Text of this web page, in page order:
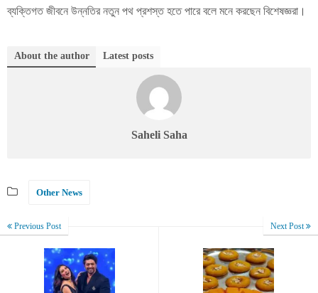
ব্যক্তিগত জীবনে উন্নতির নতুন পথ প্রশস্ত হতে পারে বলে মনে করছেন বিশেষজ্ঞরা।
About the author Latest posts
Saheli Saha
Other News
Previous Post Next Post